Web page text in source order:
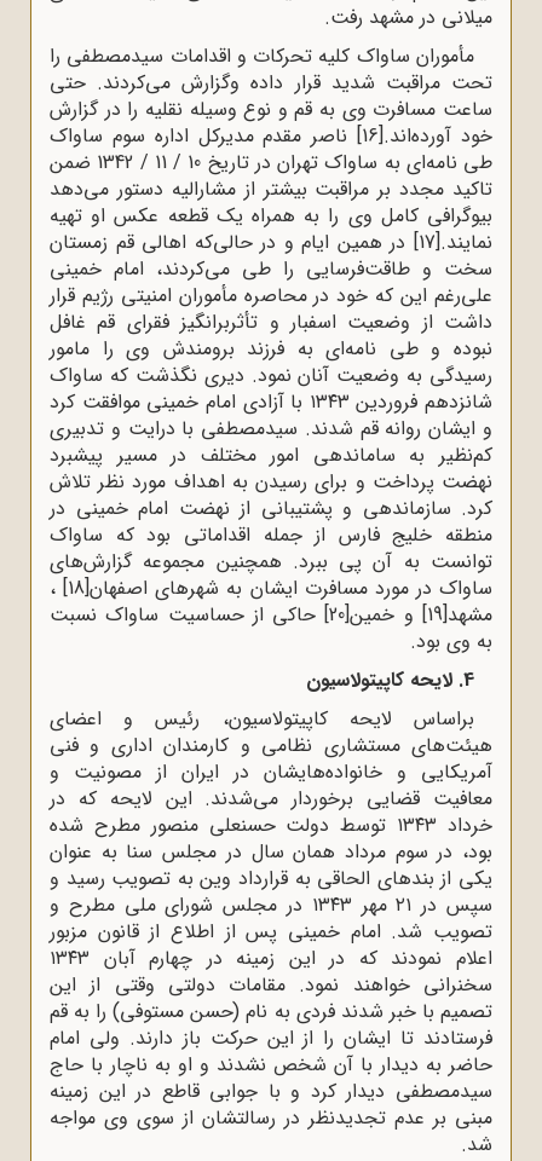
میلانی در مشهد رفت.
مأموران ساواک کلیه تحرکات و اقدامات سیدمصطفی را
تحت مراقبت شدید قرار داده وگزارش می‌کردند. حتی
ساعت مسافرت وی به قم و نوع وسیله نقلیه را در گزارش
خود آورده‌اند.[16]ناصر مقدم مدیرکل اداره سوم ساواک
طی نامه‌ای به ساواک تهران در تاریخ 10 / 11 / 1342 ضمن
تاکید مجدد بر مراقبت بیشتر از مشارالیه دستور می‌دهد
بیوگرافی کامل وی را به همراه یک قطعه عکس او تهیه
نمایند.[17] در همین ایام و در حالی‌که اهالی قم زمستان
سخت و طاقت‌فرسایی را طی می‌کردند، امام خمینی
علی‌رغم این که خود در محاصره مأموران امنیتی رژیم قرار
داشت از وضعیت اسفبار و تأثربرانگیز فقرای قم غافل
نبوده و طی نامه‌ای به فرزند برومندش وی را مامور
رسیدگی به وضعیت آنان نمود. دیری نگذشت که ساواک
شانزدهم فروردین ۱۳۴۳ با آزادی امام خمینی موافقت کرد
و ایشان روانه قم شدند. سیدمصطفی با درایت و تدبیری
کم‌نظیر به ساماندهی امور مختلف در مسیر پیشبرد
نهضت پرداخت و برای رسیدن به اهداف مورد نظر تلاش
‌کرد. سازماندهی و پشتیبانی از نهضت امام خمینی در
منطقه خلیج فارس از جمله اقداماتی بود که ساواک
توانست به آن پی ببرد. همچنین مجموعه گزارش‌های
ساواک در مورد مسافرت ایشان به شهرهای اصفهان[18]،
مشهد[19]و خمین[20]حاکی از حساسیت ساواک نسبت
به وی بود.
4. لایحه کاپیتولاسیون
براساس لایحه کاپیتولاسیون، رئیس و اعضای
هیئت‌های مستشاری نظامی و کارمندان اداری و فنی
آمریکایی و خانواده‌هایشان در ایران از مصونیت و
معافیت قضایی برخوردار می‌شدند. این لایحه که در
خرداد ۱۳۴۳ توسط دولت حسنعلی منصور مطرح شده
بود، در سوم مرداد همان سال در مجلس سنا به عنوان
یکی از بندهای الحاقی به قرارداد وین به تصویب رسید و
سپس در ۲۱ مهر ۱۳۴۳ در مجلس شورای ملی مطرح و
تصویب شد. امام خمینی پس از اطلاع از قانون مزبور
اعلام نمودند که در این زمینه در چهارم آبان ۱۳۴۳
سخنرانی خواهند نمود. مقامات دولتی وقتی از این
تصمیم با خبر شدند فردی به نام (حسن مستوفی) را به قم
فرستادند تا ایشان را از این حرکت باز دارند. ولی امام
حاضر به دیدار با آن شخص نشدند و او به ناچار با حاج
سیدمصطفی دیدار کرد و با جوابی قاطع در این زمینه
مبنی بر عدم تجدیدنظر در رسالتشان از سوی وی مواجه
شد.